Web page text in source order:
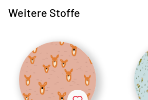
Weitere Stoffe